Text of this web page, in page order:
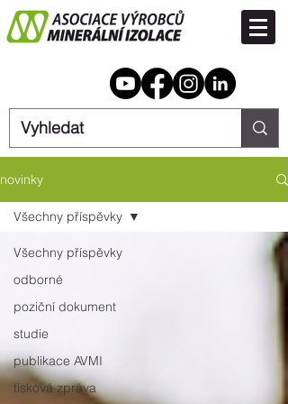
novinky
Všechny příspěvky
odborné
poziční dokument
studie
publikace AVMI
tisková zpráva
Všechny příspěvky